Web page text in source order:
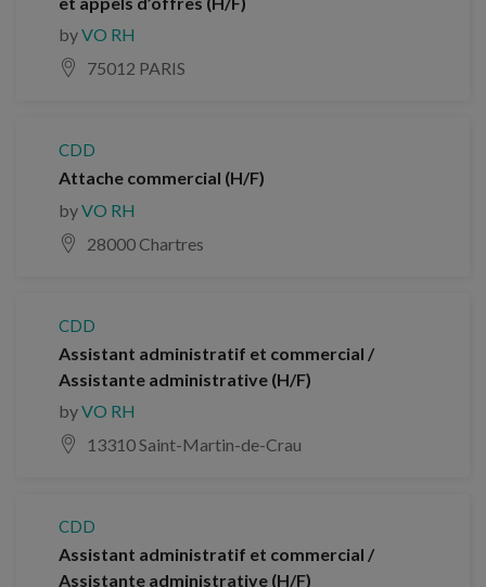
byVO RH
75012 PARIS
CDD
Attache commercial (H/F)
byVO RH
28000 Chartres
CDD
Assistant administratif et commercial /
Assistante administrative (H/F)
byVO RH
13310 Saint-Martin-de-Crau
CDD
Assistant administratif et commercial /
Assistante administrative (H/F)